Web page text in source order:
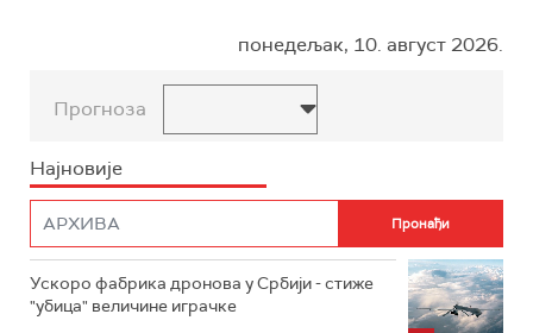
понедељак, 10. август 2026.
Прогноза
Најновије
Ускоро фабрика дронова у Србији - стиже
"убица" величине играчке